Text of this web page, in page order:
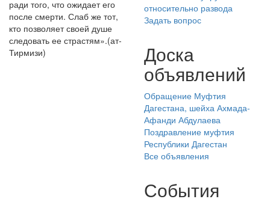
ради того, что ожидает его
после смерти. Слаб же тот,
кто позволяет своей душе
следовать ее страстям».(ат-
Тирмизи)
относительно развода
Задать вопрос
Доска
объявлений
Обращение Муфтия
Дагестана, шейха Ахмада-
Афанди Абдулаева
Поздравление муфтия
Республики Дагестан
Все объявления
События